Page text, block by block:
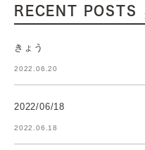
RECENT POSTS
きょう
2022.06.20
2022/06/18
2022.06.18